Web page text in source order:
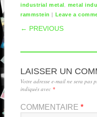
industrial metal metal
rammstein | Leave a
POST
← PREVIOUS
LAISSER UN
Votre adresse e-mail ne sera pas
indiqués avec *
COMMENTAIRE *